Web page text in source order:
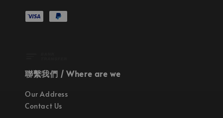
聯繫我們 / Where are we
Our Address
Contact Us